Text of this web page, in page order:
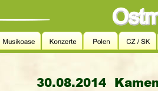
30.08.2014